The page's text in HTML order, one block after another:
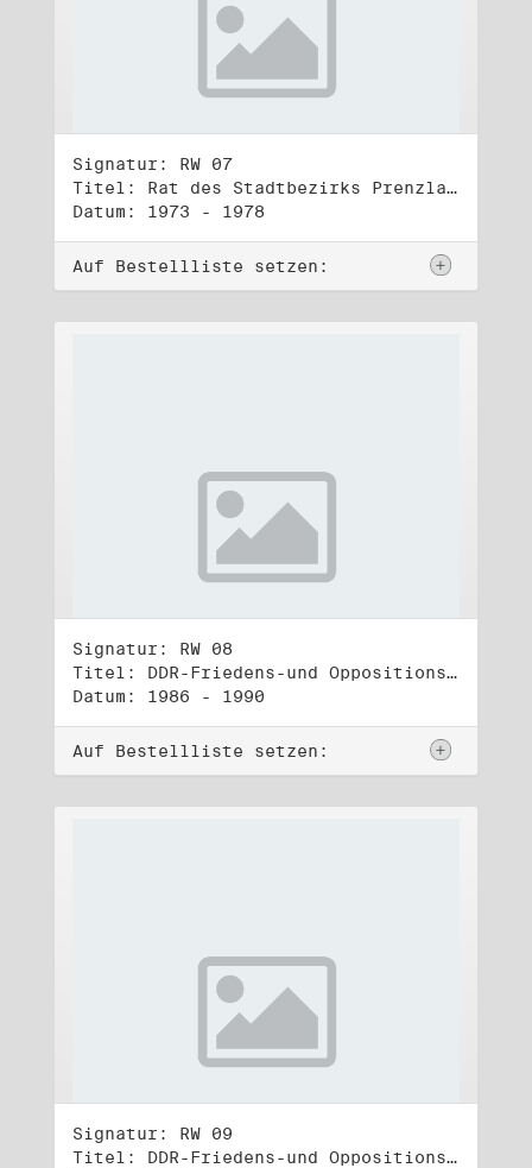
Signatur: RW 07
Titel: Rat des Stadtbezirks Prenzlauer Berg in Berlin
Datum: 1973 - 1978
Auf Bestellliste setzen:
Signatur: RW 08
Titel: DDR-Friedens-und Oppositionsbewegung (1)
Datum: 1986 - 1990
Auf Bestellliste setzen:
Signatur: RW 09
Titel: DDR-Friedens-und Oppositionsbewegung (2)